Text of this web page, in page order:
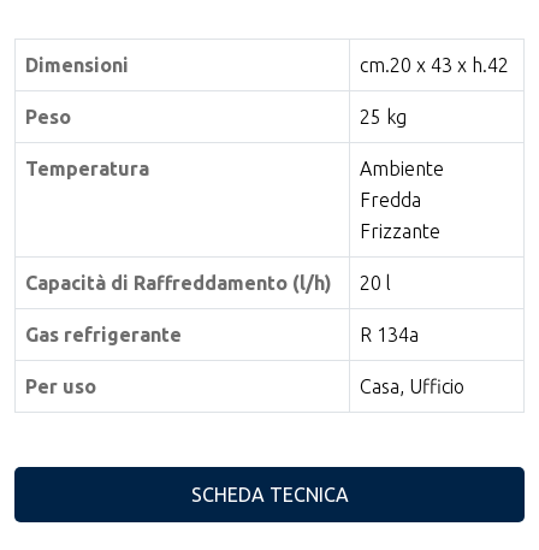
Dimensioni cm.20 x 43 x h.42
Peso 25 kg
Temperatura
Ambiente
Fredda
Frizzante
Capacità di Raffreddamento (l/h) 20 l
Gas refrigerante R 134a
Per uso Casa, Ufficio
SCHEDA TECNICA